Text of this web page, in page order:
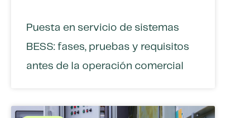
Puesta en servicio de sistemas
BESS: fases, pruebas y requisitos
antes de la operación comercial